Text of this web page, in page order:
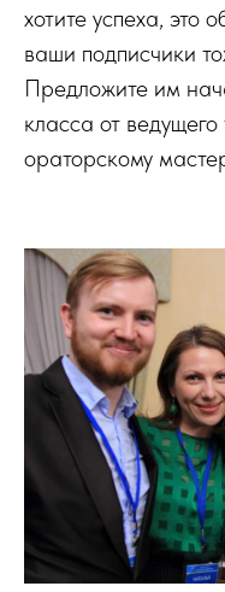
хотите успеха, это
ваши подписчики
Предложите им
класса от
ораторскому